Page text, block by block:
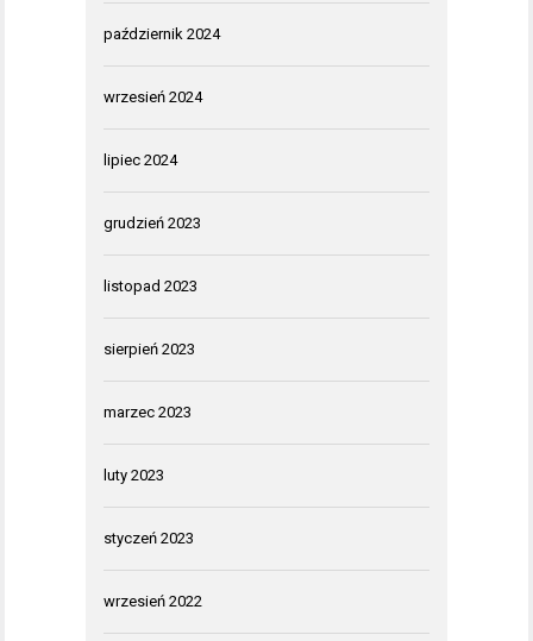
październik 2024
wrzesień 2024
lipiec 2024
grudzień 2023
listopad 2023
sierpień 2023
marzec 2023
luty 2023
styczeń 2023
wrzesień 2022